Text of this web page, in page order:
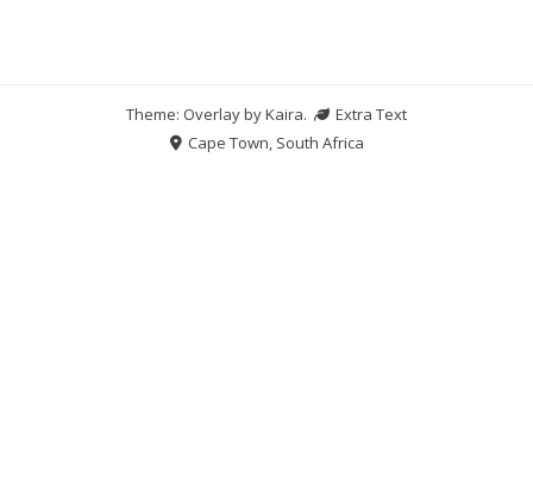
Theme: Overlay byKaira.
Extra Text
Cape Town, South Africa